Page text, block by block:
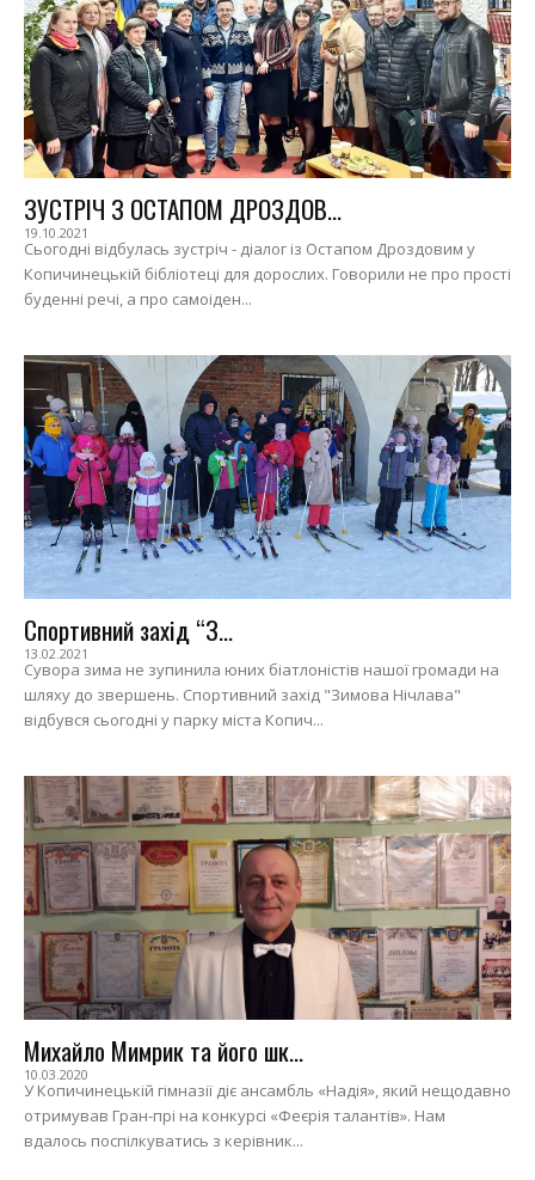
ЗУСТРІЧ З ОСТАПОМ ДРОЗДОВ...
19.10.2021
Сьогодні відбулась зустріч - діалог із Остапом Дроздовим у
Копичинецькій бібліотеці для дорослих. Говорили не про прості
буденні речі, а про самоіден...
Спортивний захід “З...
13.02.2021
Сувора зима не зупинила юних біатлоністів нашої громади на
шляху до звершень. Спортивний захід "Зимова Нічлава"
відбувся сьогодні у парку міста Копич...
Михайло Мимрик та його шк...
10.03.2020
У Копичинецькій гімназії діє ансамбль «Надія», який нещодавно
отримував Гран-прі на конкурсі «Феєрія талантів». Нам
вдалось поспілкуватись з керівник...